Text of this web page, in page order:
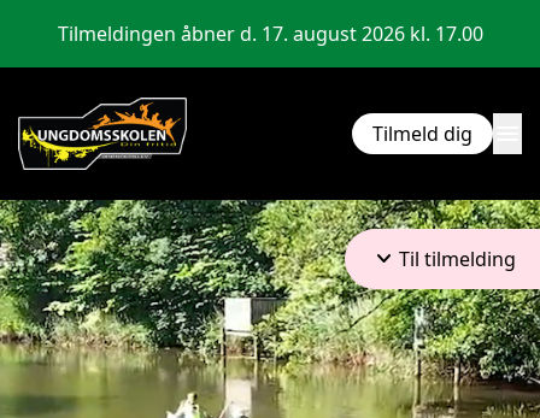
Tilmeldingen åbner d. 17. august 2026 kl. 17.00
Tilmeld dig
keyboard_arrow_down Til tilmelding